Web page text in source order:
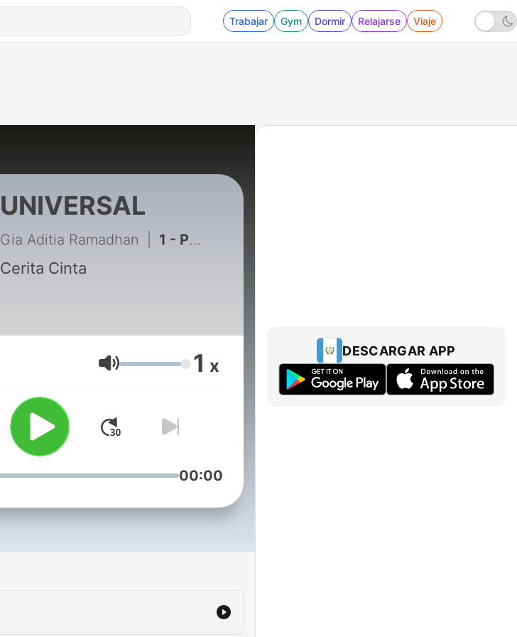
Trabajar Gym Dormir Relajarse Viaje
UNIVERSAL
Gia Aditia Ramadhan 1 - Pengalaman Cintaku #AZ 1
Cerita Cinta
Volumen 1 x
00:00
DESCARGAR APP